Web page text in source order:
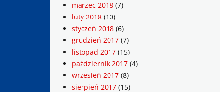
marzec 2018 (7)
luty 2018 (10)
styczeń 2018 (6)
grudzień 2017 (7)
listopad 2017 (15)
październik 2017 (4)
wrzesień 2017 (8)
sierpień 2017 (15)